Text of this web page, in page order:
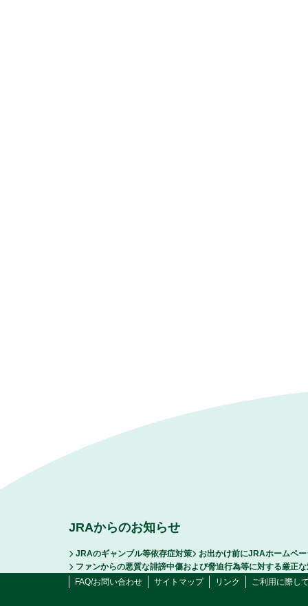
JRAからのお知らせ
JRAのギャンブル等依存症対策
お出かけ前にJRAホームペ
ファンからの悪質な誹謗中傷および脅迫行為等に対する厳正
FAQ/お問い合わせ
サイトマップ リンク ご利用に際し